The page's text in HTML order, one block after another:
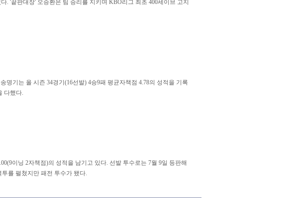
. '끝판대장' 오승환은 팀 승리를 지키며 KBO리그 최초 400세이브 고지
명기는 올 시즌 34경기(16선발) 4승9패 평균자책점 4.78의 성적을 기록
다했다.
이닝 2자책점)의 성적을 남기고 있다. 선발 투수로는 7월 9일 등판해
를 펼쳤지만 패전 투수가 됐다.